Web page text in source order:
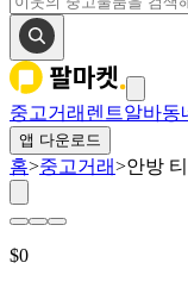
중고거래 렌트알바동
앱 다운로드
홈>중고거래>안방
$0